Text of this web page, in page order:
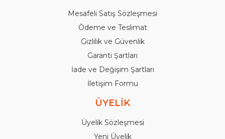
Mesafeli Satış Sözleşmesi
Ödeme ve Teslimat
Gizlilik ve Güvenlik
Garanti Şartları
İade ve Değişim Şartları
İletişim Formu
ÜYELİK
Üyelik Sözleşmesi
Yeni Üyelik